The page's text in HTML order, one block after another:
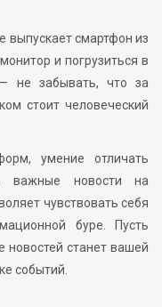
выпускает смартфон из
и погрузиться в
— не забывать, что за
стоит человеческий
умение отличать
важные новости на
чувствовать себя
буре. Пусть
новостей станет вашей
событий.